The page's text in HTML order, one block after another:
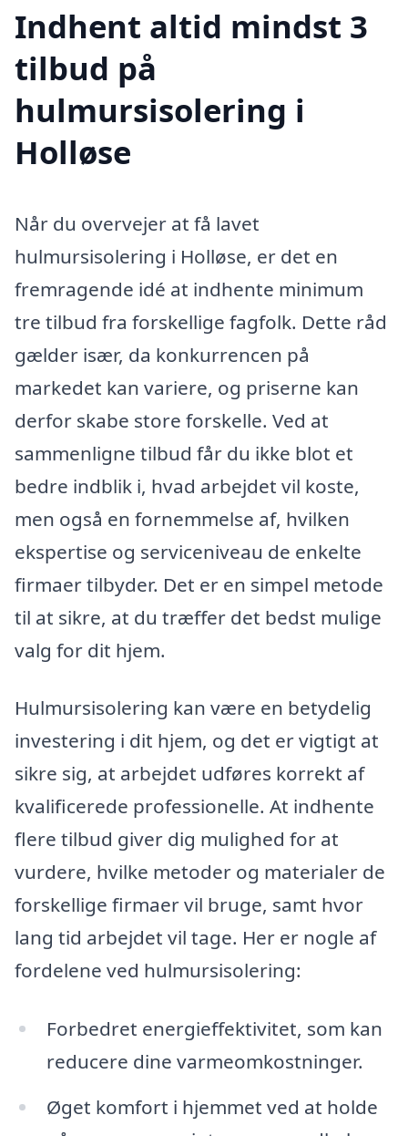
Indhent altid mindst 3
tilbud på
hulmursisolering i
Holløse
Når du overvejer at få lavet
hulmursisolering i Holløse, er det en
fremragende idé at indhente minimum
tre tilbud fra forskellige fagfolk. Dette råd
gælder især, da konkurrencen på
markedet kan variere, og priserne kan
derfor skabe store forskelle. Ved at
sammenligne tilbud får du ikke blot et
bedre indblik i, hvad arbejdet vil koste,
men også en fornemmelse af, hvilken
ekspertise og serviceniveau de enkelte
firmaer tilbyder. Det er en simpel metode
til at sikre, at du træffer det bedst mulige
valg for dit hjem.
Hulmursisolering kan være en betydelig
investering i dit hjem, og det er vigtigt at
sikre sig, at arbejdet udføres korrekt af
kvalificerede professionelle. At indhente
flere tilbud giver dig mulighed for at
vurdere, hvilke metoder og materialer de
forskellige firmaer vil bruge, samt hvor
lang tid arbejdet vil tage. Her er nogle af
fordelene ved hulmursisolering:
Forbedret energieffektivitet, som kan
reducere dine varmeomkostninger.
Øget komfort i hjemmet ved at holde